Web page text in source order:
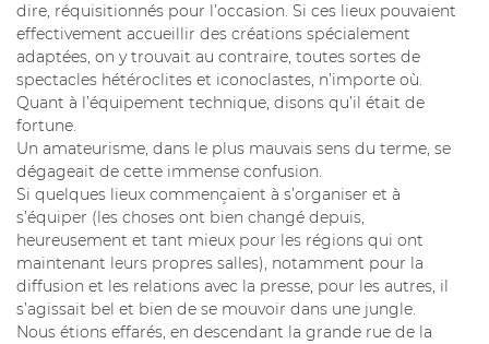
dire, réquisitionnés pour l’occasion. Si ces lieux pouvaient
effectivement accueillir des créations spécialement
adaptées, on y trouvait au contraire, toutes sortes de
spectacles hétéroclites et iconoclastes, n’importe où.
Quant à l’équipement technique, disons qu’il était de
fortune.
Un amateurisme, dans le plus mauvais sens du terme, se
dégageait de cette immense confusion.
Si quelques lieux commençaient à s’organiser et à
s’équiper (les choses ont bien changé depuis,
heureusement et tant mieux pour les régions qui ont
maintenant leurs propres salles), notamment pour la
diffusion et les relations avec la presse, pour les autres, il
s’agissait bel et bien de se mouvoir dans une jungle.
Nous étions effarés, en descendant la grande rue de la